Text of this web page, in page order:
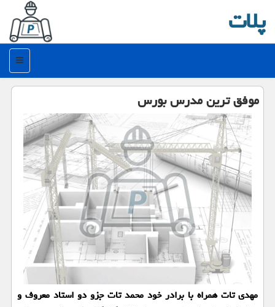
پلات
منو
موفق ترین مدرس بورس
مهدی تات همراه با برادر خود محمد تات جزو دو استاد معروف و